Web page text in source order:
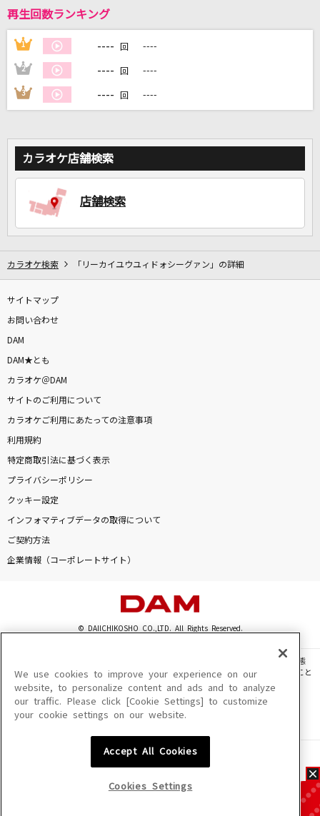
オレンジ
逢坂大河(CV:釘宮理恵)・櫛枝実乃梨(CV:堀江由衣)・川嶋亜美(CV:喜多村
カラオケ最新情報をチェック！
DAMに会員登録・ログインして
再生回数ランキング
1 ---- 回 ----
2 ---- 回 ----
3 ---- 回 ----
カラオケ店舗検索
店舗検索
カラオケ検索 「リーカイユウユィドォシーグァン」の詳細
サイトマップ
お問い合わせ
DAM
DAM★とも
カラオケ＠DAM
サイトのご利用について
カラオケご利用にあたっての注意事項
利用規約
特定商取引法に基づく表示
プライバシーポリシー
クッキー設定
インフォマティブデータの取得について
ご契約方法
企業情報（コーポレートサイト）
© DAIICHIKOSHO CO.,LTD. All Rights Reserved.
このサイトに掲載されている一切の文章・画像・写真・動画・音声等を、手段や形態
を問わず、著作権法の定める範囲を超えて無断で複製、転載、ファイル化などすること
を禁じます。
楽曲及びコンテンツは、機種によりご利用いただけない場合があります。
楽曲及びコンテンツの配信日、配信内容が変更になる場合があります。
We use cookies to improve your experience on our
website, to personalize content and ads and to analyze
our traffic. Please click [Cookie Settings] to customize
your cookie settings on our website.
Accept All Cookies
Cookies Settings